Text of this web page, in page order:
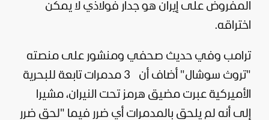
المفروض على إيران هو جدار فولاذي لا يمكن
اختراقه.
ترامب وفي حديث صحفي ومنشور على منصته
"تروث سوشال" أضاف أن
3 مدمرات تابعة للبحرية
الأميركية عبرت مضيق هرمز تحت النيران، مشيرا
إلى أنه لم يلحق بالمدمرات أي ضرر فيما "لحق ضرر